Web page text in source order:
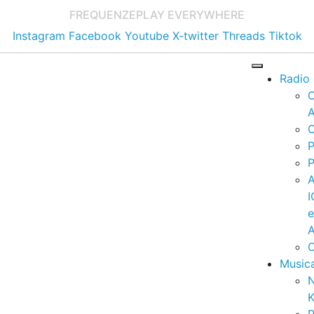
FREQUENZEPLAY EVERYWHERE
Instagram Facebook Youtube X-twitter Threads Tiktok
Radio
e